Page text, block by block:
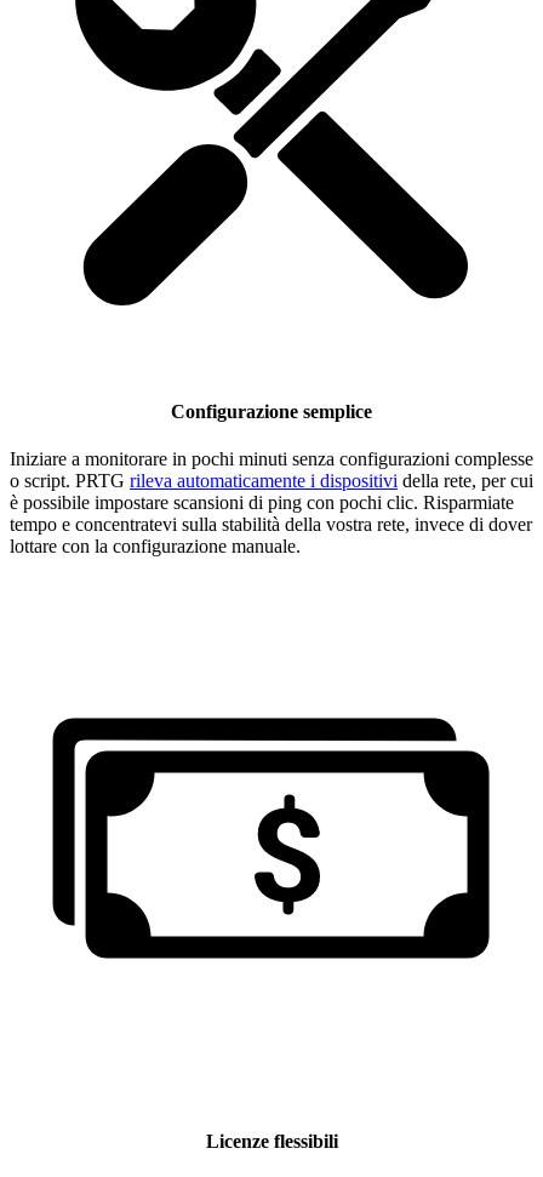
Configurazione semplice
Iniziare a monitorare in pochi minuti senza configurazioni complesse
o script. PRTG rileva automaticamente i dispositivi della rete, per cui
è possibile impostare scansioni di ping con pochi clic. Risparmiate
tempo e concentratevi sulla stabilità della vostra rete, invece di dover
lottare con la configurazione manuale.
Licenze flessibili